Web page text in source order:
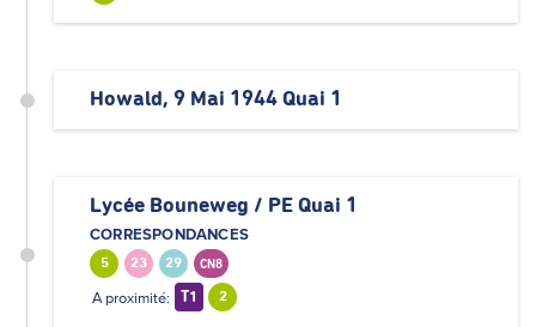
Howald, 9 Mai 1944 Quai 1
Lycée Bouneweg / PE Quai 1
CORRESPONDANCES
5 23 29 CN8
A proximité: T1 2